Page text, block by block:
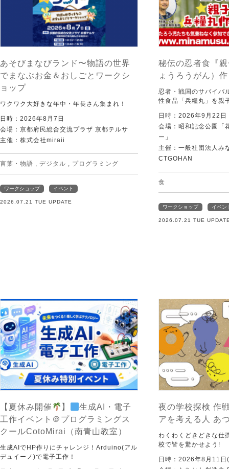
あそびまなびランド〜物語の世界
でまなぶお金＆おしごとワークシ
ョップ
ワクワク大好きな年中・年長さん集まれ！
日時：2026年8月7日
会場：京都府民総合交流プラザ 京都テルサ
主催：株式会社miraii
言葉・物語 , デジタル , プログラミング
ワークショップ イベント
2026.07.21 TUE UPDATE
秘伝の忍者食『
ょうろうがん）
忍者・戦国のサバイバ
性食品「兵糧丸」を親
日時：2026年9月22日
会場：昭和記念公園「
ー」
主催：一般社団法人み
CTGOHAN
食
ワークショップ イベン
2026.07.21 TUE
【夏休み開催 】
生成AI・電子
工作イベント＠プログラミングス
クールCotoMirai（南青山教室）
生成AIでHP作りにチャレンジ！Arduino(アル
デュイーノ)で電子工作！
夜の学校探検 作
アを考える人 あ
わくわくどきどきな仕
校で皆を驚かせよう!
日時：2026年8月11日